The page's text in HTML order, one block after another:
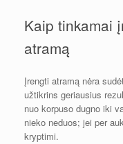
Kaip tinkamai
atramą
Įrengti atramą nėra
užtikrins geriausius
nuo korpuso dugno iki
nieko neduos; jei per
kryptimi.